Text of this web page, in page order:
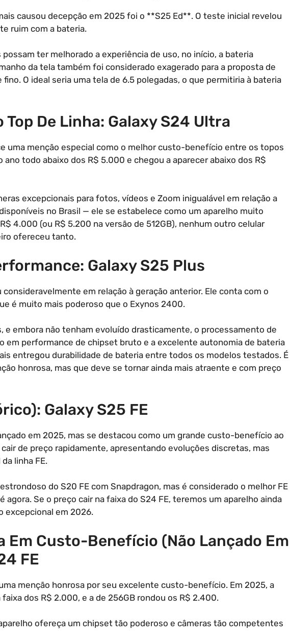
causou decepção em 2025 foi o **S25 Ed**. O teste inicial revelou
ruim com a bateria.
ter melhorado a experiência de uso, no início, a bateria
da tela também foi considerado exagerado para a proposta de
O ideal seria uma tela de 6.5 polegadas, o que permitiria à bateria
De Linha: Galaxy S24 Ultra
uma menção especial como o melhor custo-benefício entre os topos
ano todo abaixo dos R$ 5.000 e chegou a aparecer abaixo dos R$
excepcionais para fotos, vídeos e Zoom inigualável em relação a
no Brasil — ele se estabelece como um aparelho muito
4.000 (ou R$ 5.200 na versão de 512GB), nenhum outro celular
ofereceu tanto.
Galaxy S25 Plus
em relação à geração anterior. Ele conta com o
é muito mais poderoso que o Exynos 2400.
e embora não tenham evoluído drasticamente, o processamento de
em performance de chipset bruto e a excelente autonomia de bateria
entregou durabilidade de bateria entre todos os modelos testados. É
honrosa, mas que deve se tornar ainda mais atraente e com preço
Galaxy S25 FE
em 2025, mas se destacou como um grande custo-benefício ao
de preço rapidamente, apresentando evoluções discretas, mas
linha FE.
do S20 FE com Snapdragon, mas é considerado o melhor FE
agora. Se o preço cair na faixa do S24 FE, teremos um aparelho ainda
excepcional em 2026.
Em Custo-Benefício (Não Lançado Em
FE
menção honrosa por seu excelente custo-benefício. Em 2025, a
dos R$ 2.000, e a de 256GB rondou os R$ 2.400.
ofereça um chipset tão poderoso e câmeras tão competentes